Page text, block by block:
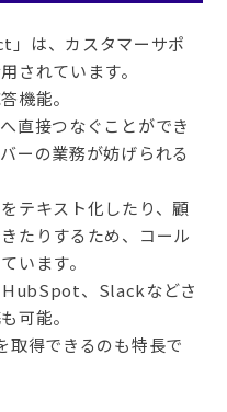
」は、カスタマーサポ
されています。
機能。
直接つなぐことができ
ーの業務が妨げられる
テキスト化したり、顧
たりするため、コール
います。
、Slackなどさ
可能。
取得できるのも特長で